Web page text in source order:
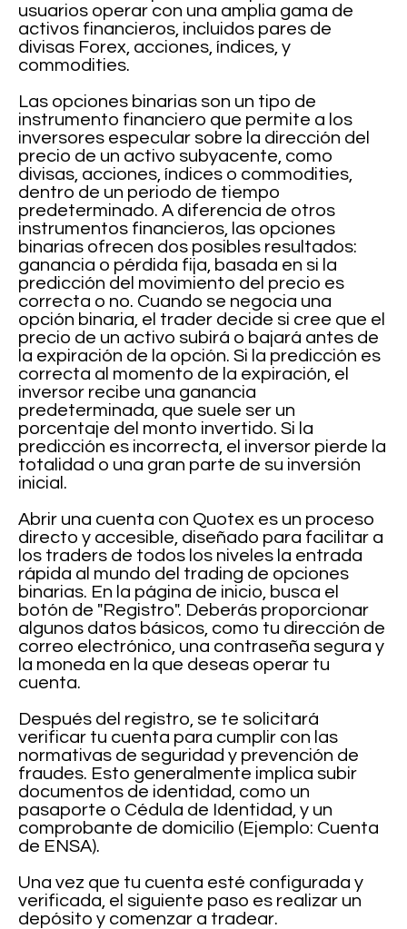
usuarios operar con una amplia gama de
activos financieros, incluidos pares de
divisas Forex, acciones, índices, y
commodities.
Las opciones binarias son un tipo de
instrumento financiero que permite a los
inversores especular sobre la dirección del
precio de un activo subyacente, como
divisas, acciones, índices o commodities,
dentro de un periodo de tiempo
predeterminado. A diferencia de otros
instrumentos financieros, las opciones
binarias ofrecen dos posibles resultados:
ganancia o pérdida fija, basada en si la
predicción del movimiento del precio es
correcta o no. Cuando se negocia una
opción binaria, el trader decide si cree que el
precio de un activo subirá o bajará antes de
la expiración de la opción. Si la predicción es
correcta al momento de la expiración, el
inversor recibe una ganancia
predeterminada, que suele ser un
porcentaje del monto invertido. Si la
predicción es incorrecta, el inversor pierde la
totalidad o una gran parte de su inversión
inicial.
Abrir una cuenta con Quotex es un proceso
directo y accesible, diseñado para facilitar a
los traders de todos los niveles la entrada
rápida al mundo del trading de opciones
binarias. En la página de inicio, busca el
botón de "Registro". Deberás proporcionar
algunos datos básicos, como tu dirección de
correo electrónico, una contraseña segura y
la moneda en la que deseas operar tu
cuenta.
Después del registro, se te solicitará
verificar tu cuenta para cumplir con las
normativas de seguridad y prevención de
fraudes. Esto generalmente implica subir
documentos de identidad, como un
pasaporte o Cédula de Identidad, y un
comprobante de domicilio (Ejemplo: Cuenta
de ENSA).
Una vez que tu cuenta esté configurada y
verificada, el siguiente paso es realizar un
depósito y comenzar a tradear.